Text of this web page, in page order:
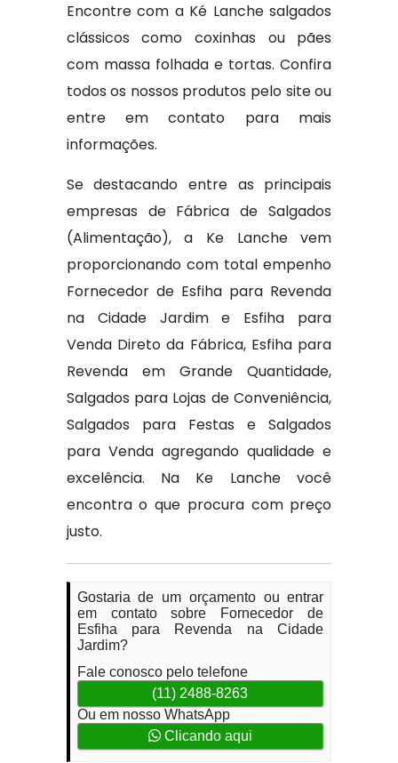
Encontre com a Ké Lanche salgados
clássicos como coxinhas ou pães
com massa folhada e tortas. Confira
todos os nossos produtos pelo site ou
entre em contato para mais
informações.
Se destacando entre as principais
empresas de Fábrica de Salgados
(Alimentação), a Ke Lanche vem
proporcionando com total empenho
Fornecedor de Esfiha para Revenda
na Cidade Jardim e Esfiha para
Venda Direto da Fábrica, Esfiha para
Revenda em Grande Quantidade,
Salgados para Lojas de Conveniência,
Salgados para Festas e Salgados
para Venda agregando qualidade e
excelência. Na Ke Lanche você
encontra o que procura com preço
justo.
Gostaria de um orçamento ou entrar
em contato sobre Fornecedor de
Esfiha para Revenda na Cidade
Jardim?
Fale conosco pelo telefone
(11) 2488-8263
Ou em nosso WhatsApp
Clicando aqui